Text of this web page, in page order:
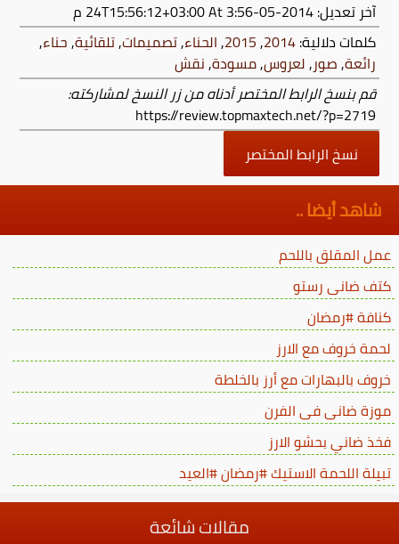
آخر تعديل:2014-05-24T15:56:12+03:00
At 3:56 م
كلمات دلالية:2014
,
2015
,الحناء,تصميمات,تلقائية,حناء,
رائعة,صور,لعروس,مسودة,نقش
قم بنسخ الرابط المختصر أدناه من زر النسخ لمشاركته:
https://review.topmaxtech.net/?p=2719
نسخ الرابط المختصر
شاهد أيضا ..
عمل المقلق باللحم
كتف ضانى رستو
كنافة #رمضان
لحمة خروف مع الارز
خروف بالبهارات مع أرز بالخلطة
موزة ضانى فى الفرن
فخذ ضاني بحشو الارز
تبيلة اللحمة الاستيك #رمضان #العيد
مقالات شائعة